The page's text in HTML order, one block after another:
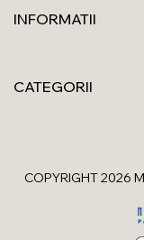
INFORMATII
CATEGORII
COPYRIGHT 2026